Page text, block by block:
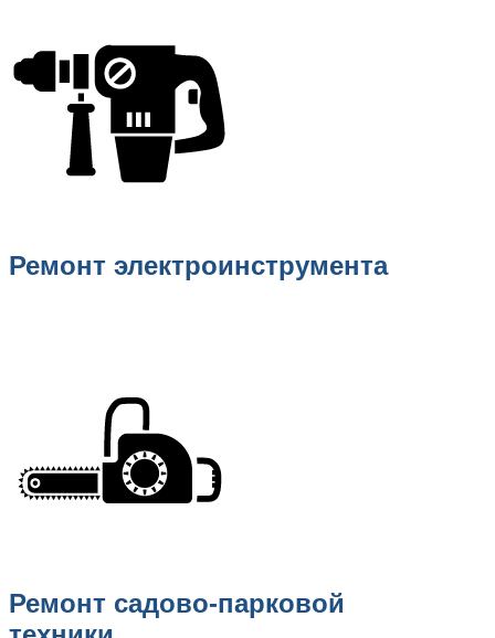
Ремонт электроинструмента
Ремонт садово-парковой